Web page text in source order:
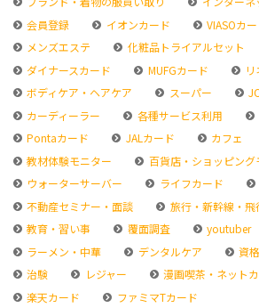
会員登録
イオンカード
VIASOカ
メンズエステ
化粧品トライアルセット
ダイナースカード
MUFGカード
ボディケア・ヘアケア
スーパー
カーディーラー
各種サービス利用
Pontaカード
JALカード
カフェ
教材体験モニター
百貨店・ショッピング
ウォーターサーバー
ライフカード
不動産セミナー・面談
旅行・新幹線・飛
教育・習い事
覆面調査
youtuber
ラーメン・中華
デンタルケア
資
治験
レジャー
漫画喫茶・ネット
楽天カード
ファミマTカード